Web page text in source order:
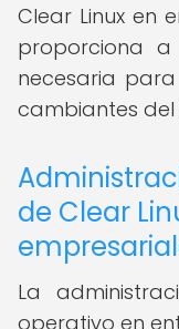
Clear Linux en
proporciona
necesaria
cambiantes
de Clear
La
operativo en